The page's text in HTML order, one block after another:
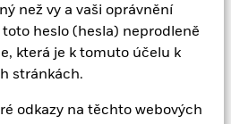
než vy a vaši oprávnění
heslo (hesla) neprodleně
která je k tomuto účelu k
stránkách.
odkazy na těchto webových
investic a výnosů z nich
není zaručena. Původně